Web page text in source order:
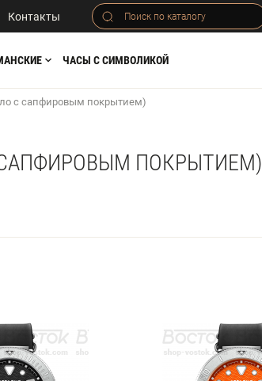
Контакты
ЧАСЫ С СИМВОЛИКОЙ
с сапфировым покрытием)
САПФИРОВЫМ ПОКРЫТИЕМ)